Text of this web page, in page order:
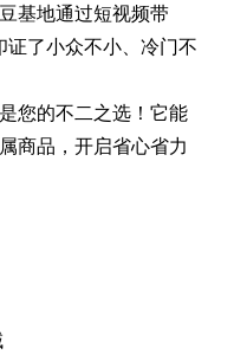
基地通过短视频带
证了小众不小、冷门不
您的不二之选！它能
商品，开启省心省力